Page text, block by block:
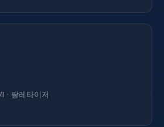
· 팔레타이저